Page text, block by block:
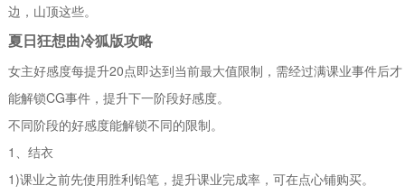
边，山顶这些。
夏日狂想曲冷狐版攻略
女主好感度每提升20点即达到当前最大值限制，需经过满课业事件后才
能解锁CG事件，提升下一阶段好感度。
不同阶段的好感度能解锁不同的限制。
1、结衣
1)课业之前先使用胜利铅笔，提升课业完成率，可在点心铺购买。